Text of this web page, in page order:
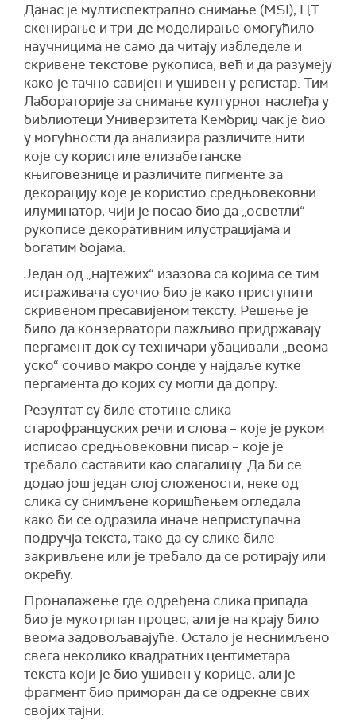
Данас је мултиспектрално снимање (MSI), ЦТ
скенирање и три-де моделирање омогућило
научницима не само да читају избледеле и
скривене текстове рукописа, већ и да разумеју
како је тачно савијен и ушивен у регистар. Тим
Лабораторије за снимање културног наслеђа у
библиотеци Универзитета Кембриџ чак је био
у могућности да анализира различите нити
које су користиле елизабетанске
књиговезнице и различите пигменте за
декорацију које је користио средњовековни
илуминатор, чији је посао био да „осветли“
рукописе декоративним илустрацијама и
богатим бојама.
Један од „најтежих“ изазова са којима се тим
истраживача суочио био је како приступити
скривеном пресавијеном тексту. Решење је
било да конзерватори пажљиво придржавају
пергамент док су техничари убацивали „веома
уско“ сочиво макро сонде у најдаље кутке
пергамента до којих су могли да допру.
Резултат су биле стотине слика
старофранцуских речи и слова – које је руком
исписао средњовековни писар – које је
требало саставити као слагалицу. Да би се
додао још један слој сложености, неке од
слика су снимљене коришћењем огледала
како би се одразила иначе неприступачна
подручја текста, тако да су слике биле
закривљене или је требало да се ротирају или
окрећу.
Проналажење где одређена слика припада
био је мукотрпан процес, али је на крају било
веома задовољавајуће. Остало је неснимљено
свега неколико квадратних центиметара
текста који је био ушивен у корице, али је
фрагмент био приморан да се одрекне свих
својих тајни.